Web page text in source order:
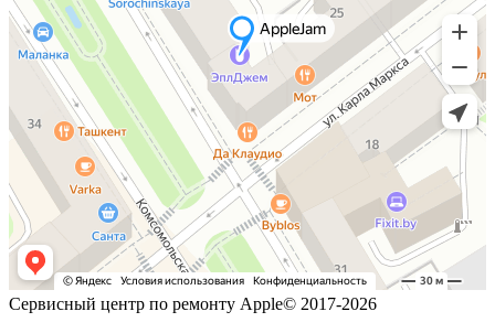
Сервисный центр по ремонту Apple© 2017-2026